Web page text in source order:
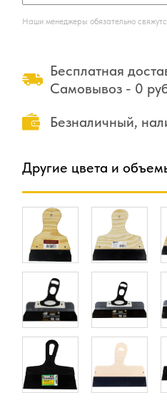
Наши менеджеры обязательно
Бесплатная
Самовывоз - 0
Безналичный,
Другие цвета и